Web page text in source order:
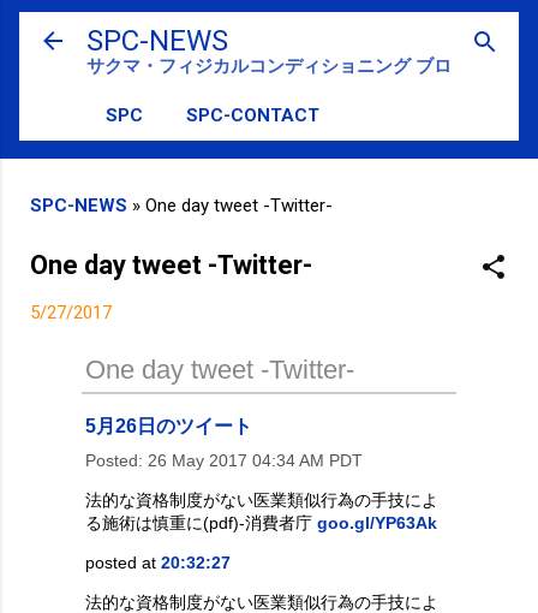
スキップしてメイン コンテンツに移動
SPC-NEWS
サクマ・フィジカルコンディショニング ブログ
SPC SPC-CONTACT
SPC-NEWS » One day tweet -Twitter-
One day tweet -Twitter-
5/27/2017
One day tweet -Twitter-
5月26日のツイート
Posted: 26 May 2017 04:34 AM PDT
法的な資格制度がない医業類似行為の手技によ
る施術は慎重に(pdf)‐消費者庁 goo.gl/YP63Ak
posted at 20:32:27
法的な資格制度がない医業類似行為の手技によ